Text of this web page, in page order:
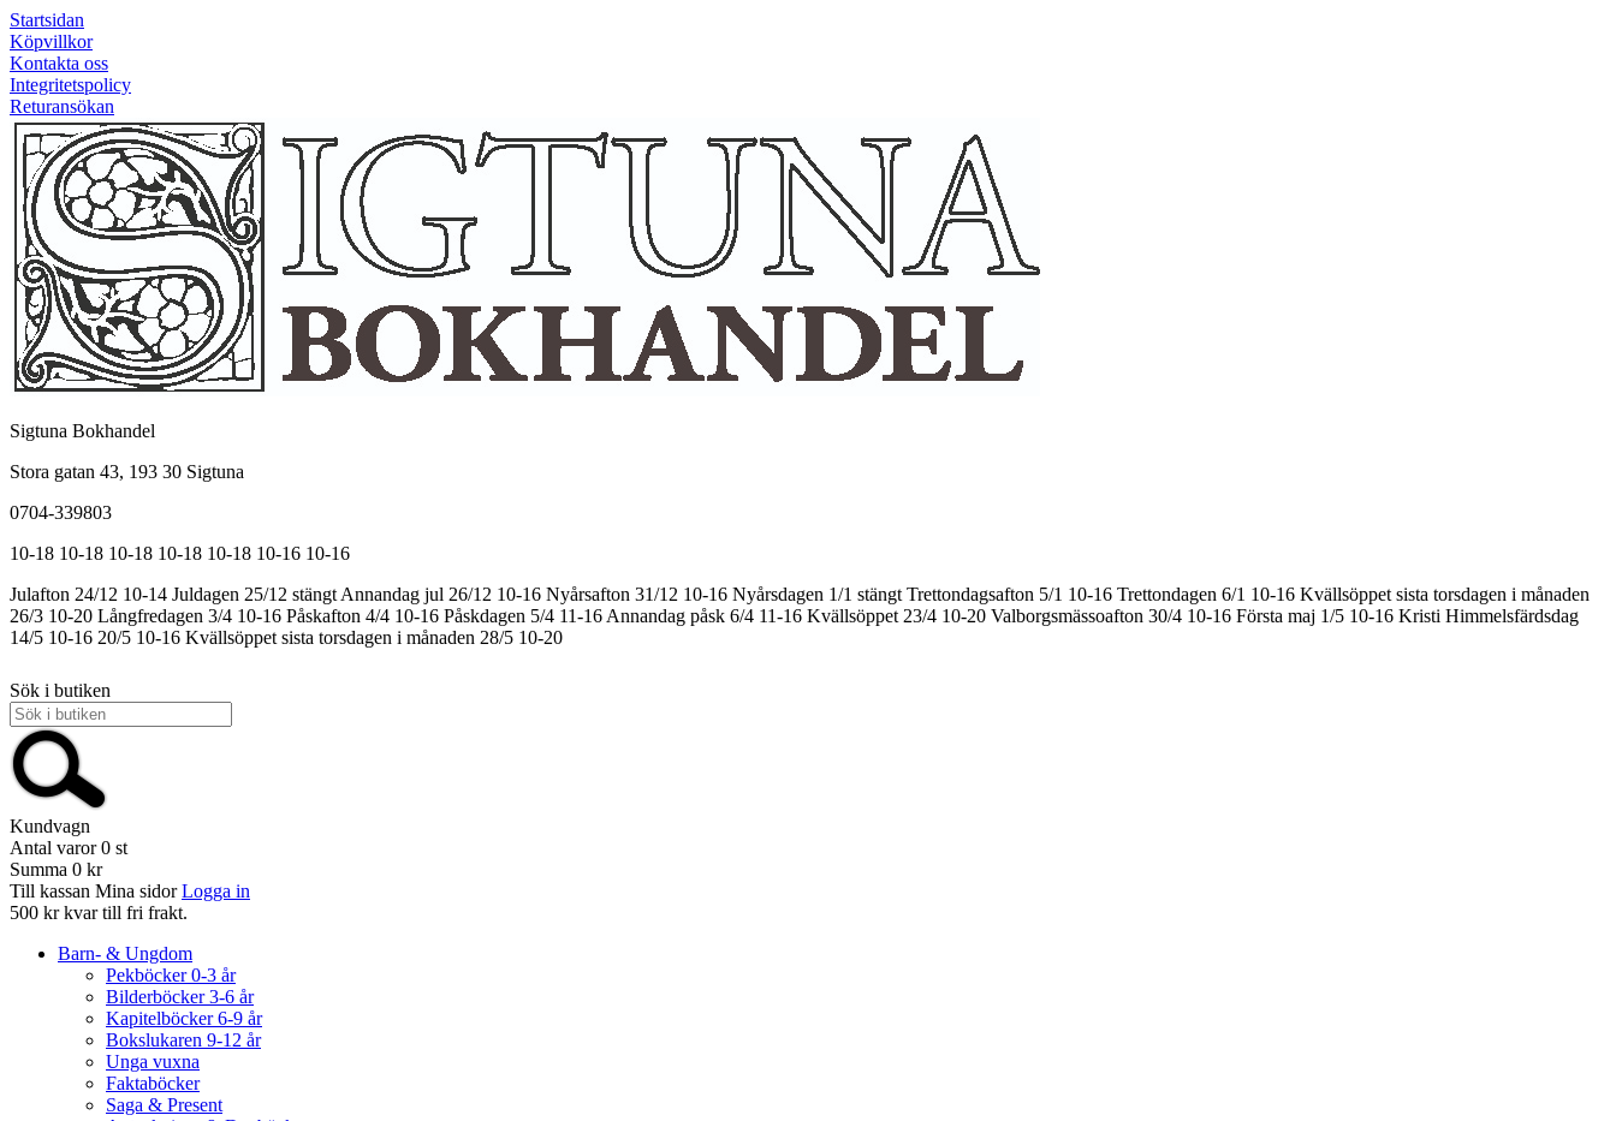
Startsidan
Köpvillkor
Kontakta oss
Integritetspolicy
Returansökan
Sigtuna Bokhandel
Stora gatan 43, 193 30 Sigtuna
0704-339803
10-18 10-18 10-18 10-18 10-18 10-16 10-16
Julafton 24/12 10-14 Juldagen 25/12 stängt Annandag jul 26/12 10-16 Nyårsafton 31/12 10-16 Nyårsdagen 1/1 stängt Trettondagsafton 5/1 10-16 Trettondagen 6/1 10-16 Kvällsöppet sista torsdagen i månaden
26/3 10-20 Långfredagen 3/4 10-16 Påskafton 4/4 10-16 Påskdagen 5/4 11-16 Annandag påsk 6/4 11-16 Kvällsöppet 23/4 10-20 Valborgsmässoafton 30/4 10-16 Första maj 1/5 10-16 Kristi Himmelsfärdsdag
14/5 10-16 20/5 10-16 Kvällsöppet sista torsdagen i månaden 28/5 10-20
Sök i butiken
Kundvagn
Antal varor 0 st
Summa 0 kr
Till kassan Mina sidor Logga in
500 kr kvar till fri frakt.
Barn- & Ungdom
Pekböcker 0-3 år
Bilderböcker 3-6 år
Kapitelböcker 6-9 år
Bokslukaren 9-12 år
Unga vuxna
Faktaböcker
Saga & Present